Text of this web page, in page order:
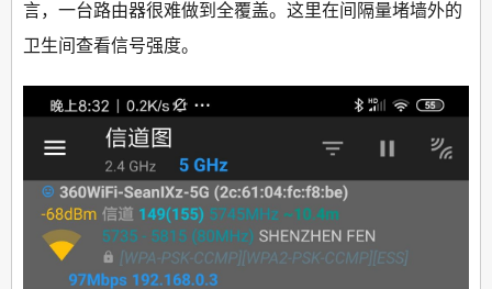
言，一台路由器很难做到全覆盖。这里在间隔量堵墙外的
卫生间查看信号强度。